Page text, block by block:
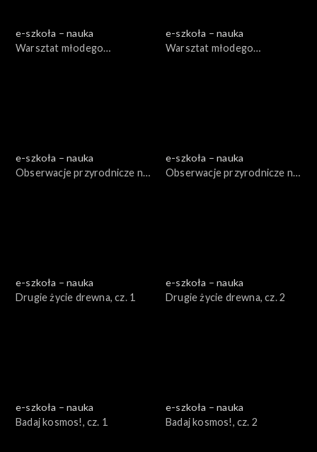
e-szkoła – nauka
Warsztat młodego
e-szkoła – nauka
Warsztat młodego
e-szkoła – nauka
Obserwacje przyrodnicze na
e-szkoła – nauka
Obserwacje przyrodnicze na
e-szkoła – nauka
Drugie życie drewna, cz. 1
e-szkoła – nauka
Drugie życie drewna, cz. 2
e-szkoła – nauka
Badaj kosmos!, cz. 1
e-szkoła – nauka
Badaj kosmos!, cz. 2